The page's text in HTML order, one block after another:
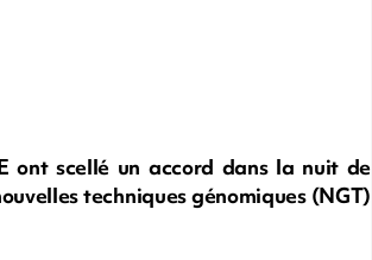
ont scellé un accord dans la nuit de
techniques génomiques (NGT)